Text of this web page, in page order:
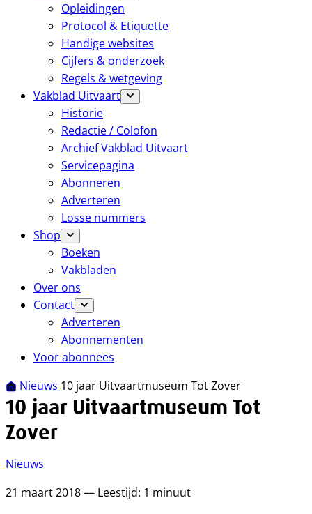
Opleidingen
Protocol & Etiquette
Handige websites
Cijfers & onderzoek
Regels & wetgeving
Vakblad Uitvaart
Historie
Redactie / Colofon
Archief Vakblad Uitvaart
Servicepagina
Abonneren
Adverteren
Losse nummers
Shop
Boeken
Vakbladen
Over ons
Contact
Adverteren
Abonnementen
Voor abonnees
Nieuws 10 jaar Uitvaartmuseum Tot Zover
10 jaar Uitvaartmuseum Tot
Zover
Nieuws
21 maart 2018 — Leestijd: 1 minuut